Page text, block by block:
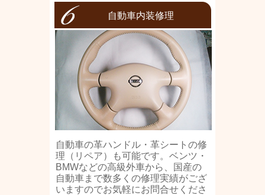
自動車内装修理
自動車の革ハンドル・革シートの修
理（リペア）も可能です。ベンツ・
BMWなどの高級外車から、国産の
自動車まで数多くの修理実績がござ
いますのでお気軽にお問合せくださ